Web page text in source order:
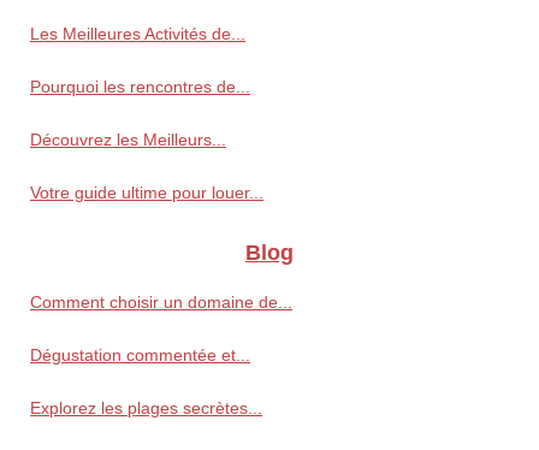
Les Meilleures Activités de...
Pourquoi les rencontres de...
Découvrez les Meilleurs...
Votre guide ultime pour louer...
Blog
Comment choisir un domaine de...
Dégustation commentée et...
Explorez les plages secrètes...